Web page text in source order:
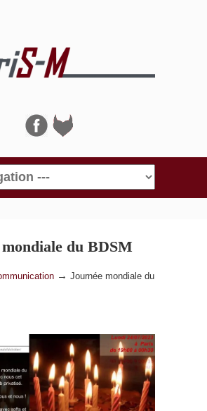
du BDSM
→ Journée mondiale du